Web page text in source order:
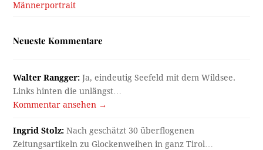
Männerportrait
Neueste Kommentare
Walter Rangger: Ja, eindeutig Seefeld mit dem Wildsee.
Links hinten die unlängst…
Kommentar ansehen →
Ingrid Stolz: Nach geschätzt 30 überflogenen
Zeitungsartikeln zu Glockenweihen in ganz Tirol…